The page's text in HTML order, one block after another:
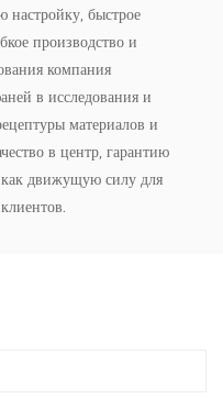
быстрое
производство и
компания
в исследования и
материалов и
в центр, гарантию
как движущую силу для